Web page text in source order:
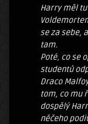
Harry měl
se za sebe,
tam.
Poté, co se
studentů
Draco
tom, co mu
dospělý
něčeho